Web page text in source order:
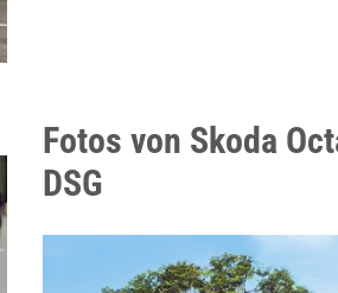
Fotos von Skoda
DSG